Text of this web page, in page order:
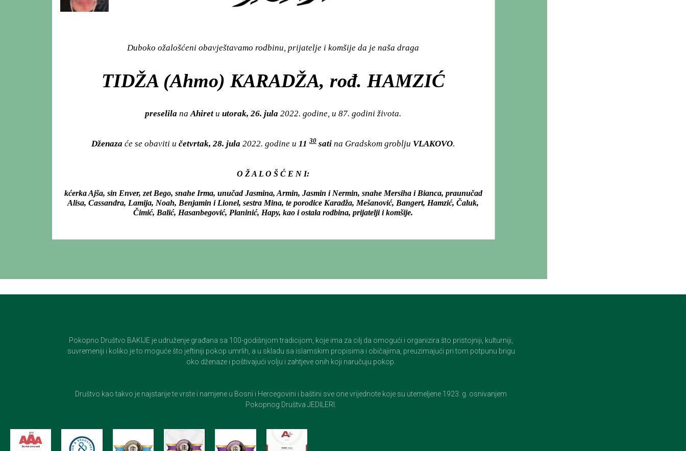
Duboko ožalošćeni obavještavamo rodbinu, prijatelje i komšije da je naša draga
TIDŽA (Ahmo) KARADŽA, rođ. HAMZIĆ
preselila naAhiret u utorak, 26. jula 2022. godine, u 87. godini života.
Dženaza će se obaviti u četvrtak, 28. jula 2022. godine u 11 30 sati na Gradskom groblju VLAKOVO.
O Ž A L O Š Ć E N I:
kćerka Ajša, sin Enver, zet Bego, snahe Irma, unučad Jasmina, Armin, Jasmin i Nermin, snahe Mersiha i Bianca, praunučad
Alisa, Cassandra, Lamija, Noah, Benjamin i Lionel, sestra Mina, te porodice Karadža, Mešanović, Bangert, Hamzić, Čaluk,
Čimić, Balić, Hasanbegović, Planinić, Hapy, kao i ostala rodbina, prijatelji i komšije.
Pokopno Društvo BAKIJE je udruženje građana sa 100-godišnjom tradicijom, koje ima za cilj da omogući i organizira što pristojniji, kulturniji,
suvremeniji i koliko je to moguće što jeftiniji pokop umrlih, a u skladu sa islamskim propisima i običajima, preuzimajući pri tom potpunu brigu
oko dženaze i poštivajući volju i zahtjeve onih koji naručuju pokop.
Društvo kao takvo je najstarije te vrste i namjene u Bosni i Hercegovini i baštini sve one vrijednote koje su utemeljene 1923. g. osnivanjem
Pokopnog Društva JEDILERI.